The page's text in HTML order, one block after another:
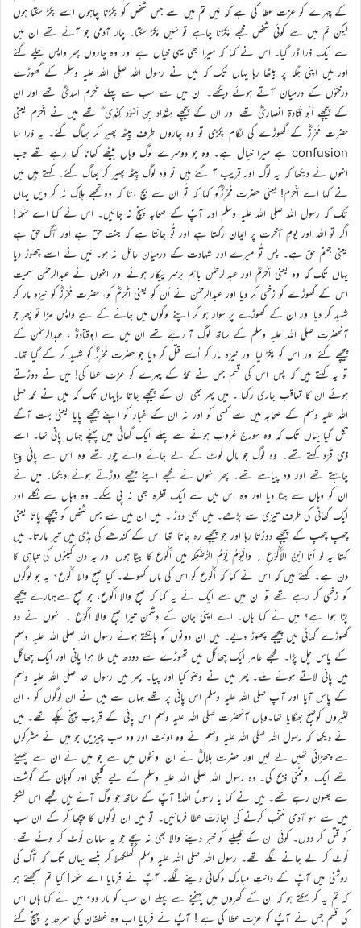
کے چہرے کو عزت عطا کی ہے کہ مَیں تم میں سے جس شخص کو پکڑنا چاہوں اسے پکڑ سکتا ہوں
لیکن تم میں سے کوئی شخص مجھے پکڑنا چاہے تو نہیں پکڑ سکتا۔ چار آدمی جو آئے تھے ان میں
سے ایک ذرا ڈر گیا۔ اس نے کہا کہ میرا بھی یہی خیال ہے اور وہ چاروں پھر واپس چلے گئے
اور میں اپنی جگہ پر بیٹھا رہا یہاں تک کہ مَیں نے رسول اللہ صلی اللہ علیہ وسلم کے گھوڑے
درختوں کے درمیان آتے ہوئے دیکھے۔ ان میں سے سب سے پہلے اَخْرَم اسدیؓ تھے اور ان
کے پیچھے اَبُو قَتَادۃ انصاریؓ تھے اور ان کے پیچھے مِقْدَاد بِن اَسْوَد کِنْدِی ؓ تھے میں نے اَخْرَم یعنی
حضرت مُحْرِزؓ کے گھوڑے کی لگام پکڑی تو وہ چاروں طرف پیٹھ پھیر کر بھاگ گئے۔ یہ ذرا سا
confusion ہے میرا خیال ہے۔ وہ جو دوسرے لوگ وہاں بیٹھے کھانا کھا رہے تھے جب
انہوں نے دیکھا کہ یہ لوگ اَور قریب آ گئے ہیں تو وہ لوگ پیٹھ پھیر کر بھاگ گئے۔ کہتے ہیں میں
نے کہا اے اَخْرَم! یعنی حضرت مُحْرِزؓکو کہا کہ تُو ان سے بچ ،تا کہ وہ تجھے ہلاک نہ کر دیں یہاں
تک کہ رسول اللہ صلی اللہ علیہ وسلم اور آپؐ کے صحابہ پہنچ نہ جائیں۔ اس نے کہا اے سَلَمَہ!
اگر تو اللہ اور یومِ آخرت پر ایمان رکھتا ہے اور تُو جانتا ہے کہ جنت حق ہے اور آگ حق ہے
یعنی جہنم حق ہے۔ پس تُو میرے اور شہادت کے درمیان حائل نہ ہو۔ مَیں نے اسے چھوڑ دیا
یہاں تک کہ وہ یعنی اَخْرَمؓ اور عبدالرحمٰن باہم برسرِ پیکار ہوئے اور انہوں نے عبدالرحمٰن سمیت
اس کے گھوڑے کو زخمی کر دیا اور عبدالرحمٰن نے اُن کو یعنی اَخْرَمؓ کو، حضرت مُحْرِزؓ کو نیزہ مار کر
شہید کر دیا اور ان کے گھوڑے پر سوار ہو کر اپنے لوگوں میں جانے کے لیے واپس مڑا تو پھر جو
آنحضرت صلی اللہ علیہ وسلم کے ساتھ لوگ آ رہے تھے ان میں سے ابوقتادہؓ ، عبدالرحمٰن کے
پیچھے گئے اور اس کو پکڑ لیا اور نیزہ مار کر اُسے قتل کر دیا جو حضرت مُحْرِزؓ کو شہید کر کے گیا تھا۔
تو یہ کہتے ہیں کہ پس اس کی قسم جس نے محمدؐ کے چہرے کو عزت عطا کی! میں نے دوڑتے
ہوئے ان کا تعاقب جاری رکھا ۔ میں پھر بھی ان کے پیچھے جاتا رہایہاں تک کہ میں نے محمد صلی
اللہ علیہ وسلم کے صحابہ میں سے کسی کو اور نہ ان کے غبار کو اپنے پیچھے پایا یعنی بہت آگے
نکل گیا یہاں تک کہ وہ سورج غروب ہونے سے پہلے ایک گھاٹی میں پہنچے جہاں پانی تھا۔ اسے
ذی قَرَد کہتے تھے۔ وہ لوگ جو مال لُوٹ کے لے جانے والے چور تھے وہ اس سے پانی پینا
چاہتے تھے اور وہ پیاسے تھے۔ پھر انہوں نے مجھے اپنے پیچھے دوڑتے ہوئے دیکھا۔ میں نے
ان کو وہاں سے ہٹا دیا اور وہ اس میں سے ایک قطرہ بھی نہ پی سکے۔ وہ وہاں سے نکلے اور
ایک گھاٹی کی طرف تیزی سے بڑھے۔ میں بھی دوڑا۔ میں ان میں سے جس شخص کو پیچھے پاتا یعنی
چھپ چھپ کے پیچھے دوڑتا رہا اور جو پیچھے رہ جاتا تھا اس کے کندھے کی ہڈی میں تیر مارتا۔ میں
کہتا یہ لو أَنَا ابْنُ الْأَكْوَعِ ؍ وَالْيَوْمُ يَوْمُ الرُّضَّعِکہ میں اَکْوَع کا بیٹا ہوں اور یہ دن کمینوں کی تباہی کا
دن ہے۔ کہتے ہیں کہ اس نے کہا کہ اَکْوَع کو اس کی ماں کھوئے۔ کیا صبح والا اَکْوَع؟ یہ جو لوگوں
کو زخمی کر رہے تھے تو ان میں سے ایک نے یہ کہا کہ صبح والا اَکْوَع، جو صبح سےہمارے پیچھے
پڑا ہوا ہے؟ میں نے کہا ہاں۔ اے اپنی جان کے دشمن تیرا صبح والا اَکْوَع ۔ انہوں نے دو
گھوڑے گھاٹی میں پیچھے چھوڑ دیے۔ میں ان دونوں کو ہانکتے ہوئے رسول اللہ صلی اللہ علیہ وسلم
کے پاس چل پڑا۔ مجھے عامر ایک چھاگل میں تھوڑے سے دودھ میں ملا ہوا پانی اور ایک چھاگل
میں پانی لاتے ہوئے ملے۔ پھر میں نے وضو کیا اور پیا۔ پھر میں رسول اللہ صلی اللہ علیہ وسلم
کے پاس آیا اور آپ صلی اللہ علیہ وسلم اس پانی پر تھے جہاں سے میں نے ان لوگوں کو ، ان
لٹیروں کوصبح بھگایا تھا۔وہاں آنحضرت صلی اللہ علیہ وسلم اس پانی کے قریب پہنچ چکے تھے۔ میں
نے دیکھا کہ رسول اللہ صلی اللہ علیہ وسلم نے وہ اونٹ اور وہ سب چیزیں جو میں نے مشرکوں
سے چھڑائی تھیں لے لیں اور حضرت بلالؓ نے ان اونٹوں میں سے جو میں نے ان سے چھینے
تھے ایک اونٹنی ذبح کی۔ وہ رسول اللہ صلی اللہ علیہ وسلم کے لیے کلیجی اور کوہان کے گوشت
سے بھون رہے تھے۔ میں نے کہا یا رسولؐ اللہ! آپؐ کے ساتھ جو لوگ آئے ہیں مجھے اس لشکر
میں سے سو آدمی منتخب کرنے کی اجازت عطا فرمائیں۔ تو میں ان لوگوں کا پیچھا کر کے ان سب
کو قتل کر دوں۔ کوئی ان کے قبیلے کو خبر دینے والا بھی نہ بچے جو یہ سامان لُوٹ کر لَوٹے تھے،
لُوٹ کر لے جانے لگے تھے۔ رسول اللہ صلی اللہ علیہ وسلم کھلکھلا کر ہنسے یہاں تک کہ آگ کی
روشنی میں آپؐ کے دانتِ مبارک دکھائی دینے لگے۔ آپؐ نے فرمایا اے سَلَمَہ! کیا تم سمجھتے ہو
کہ تم یہ کر سکتے ہو کہ ان کے گھروں میں پہنچنے سے پہلے ان سب کو مار دو؟ میں نے کہا ہاں اس
کی قسم جس نے آپؐ کو عزت عطا کی ہے ! آپؐ نے فرمایا اب وہ غطفان کی سرحد پر پہنچ گئے